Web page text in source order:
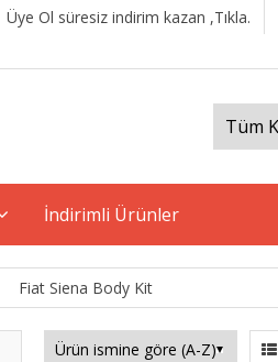
Üye Ol süresiz indirim kazan ,Tıkla.
İndirimli Ürünler
Fiat Siena Body Kit